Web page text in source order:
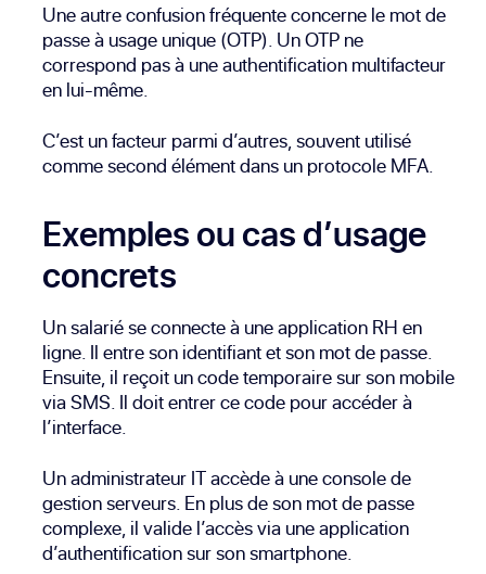
Une autre confusion fréquente concerne le mot de
passe à usage unique (OTP). Un OTP ne
correspond pas à une authentification multifacteur
en lui-même.
C’est un facteur parmi d’autres, souvent utilisé
comme second élément dans un protocole MFA.
Exemples ou cas d’usage
concrets
Un salarié se connecte à une application RH en
ligne. Il entre son identifiant et son mot de passe.
Ensuite, il reçoit un code temporaire sur son mobile
via SMS. Il doit entrer ce code pour accéder à
l’interface.
Un administrateur IT accède à une console de
gestion serveurs. En plus de son mot de passe
complexe, il valide l’accès via une application
d’authentification sur son smartphone.